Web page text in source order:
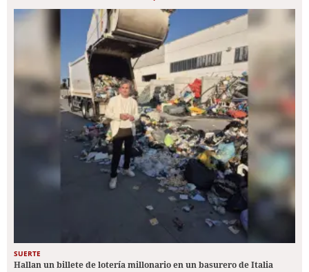
SUERTE
Hallan un billete de lotería millonario en un basurero de Italia